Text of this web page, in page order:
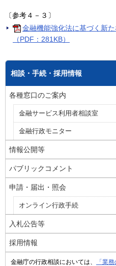
〔参考４－３〕
金融機能強化法に基づく新
（PDF：281KB）
相談・手続・採用情報
各種窓口のご案内
金融サービス利用者相談室
金融行政モニター
情報公開等
パブリックコメント
申請・届出・照会
オンライン行政手続
入札公告等
採用情報
金融庁の行政相談においては、
「業